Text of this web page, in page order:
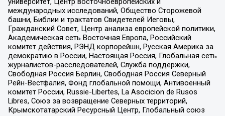
международных исследований, Общество Сторожевой
башни, Библии и трактатов Свидетелей Иеговы,
Гражданский Совет, Центр анализа европейской политики,
Академическая сеть Восточная Европа, Российский
комитет действия, РЭНД корпорейшн, Русская Америка за
демократию в России, Настоящая Россия, Глобальная сеть
журналистов-расследователей, Служба поддержки,
Свободная Россия Берлин, Свободная Россия Северный
Рейн-Вестфалия, Фонд глобальной помощи, Антивоенный
комитет России, Russie-Libertes, La Asocicion de Rusos
Libres, Союз за возвращение Северных территорий,
Крымскотатарский Ресурсный Центр, Глобальный союз